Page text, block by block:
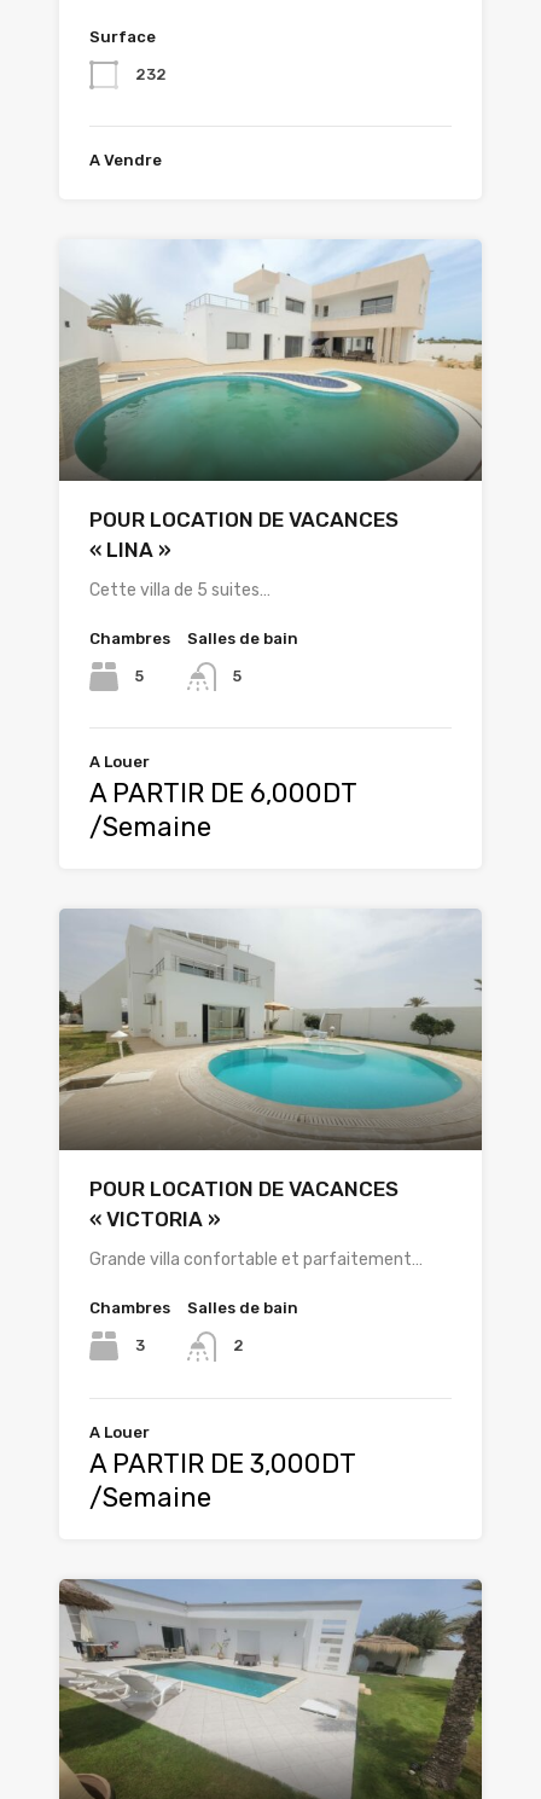
Surface
232
A Vendre
POUR LOCATION DE VACANCES
« LINA »
Cette villa de 5 suites…
Chambres
5
Salles de bain
5
A Louer
A PARTIR DE 6,000DT
/Semaine
POUR LOCATION DE VACANCES
« VICTORIA »
Grande villa confortable et parfaitement…
Chambres
3
Salles de bain
2
A Louer
A PARTIR DE 3,000DT
/Semaine